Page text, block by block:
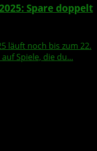
Spare doppelt
läuft noch bis zum 22.
Spiele, die du...